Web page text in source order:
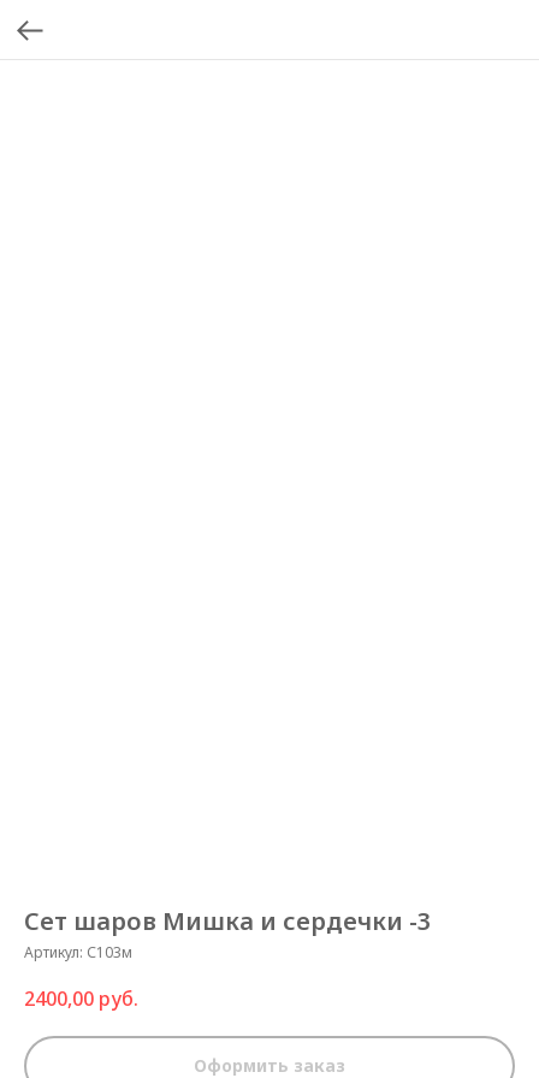
Сет шаров Мишка и сердечки -3
Артикул: С103м
2400,00 руб.
Оформить заказ